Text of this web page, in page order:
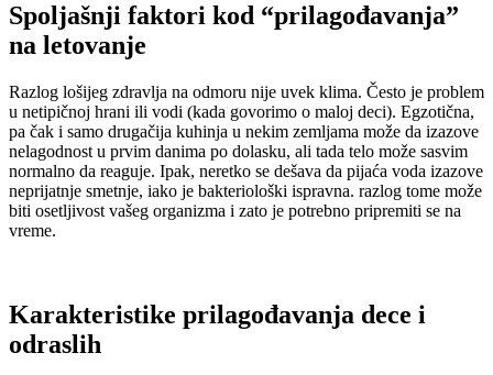
Spoljašnji faktori kod “prilagođavanja”
na letovanje
Razlog lošijeg zdravlja na odmoru nije uvek klima. Često je problem
u netipičnoj hrani ili vodi (kada govorimo o maloj deci). Egzotična,
pa čak i samo drugačija kuhinja u nekim zemljama može da izazove
nelagodnost u prvim danima po dolasku, ali tada telo može sasvim
normalno da reaguje. Ipak, neretko se dešava da pijaća voda izazove
neprijatnje smetnje, iako je bakteriološki ispravna. razlog tome može
biti osetljivost vašeg organizma i zato je potrebno pripremiti se na
vreme.
Karakteristike prilagođavanja dece i
odraslih